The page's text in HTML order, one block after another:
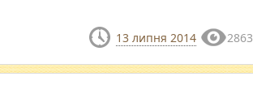
13 липня 2014 2863